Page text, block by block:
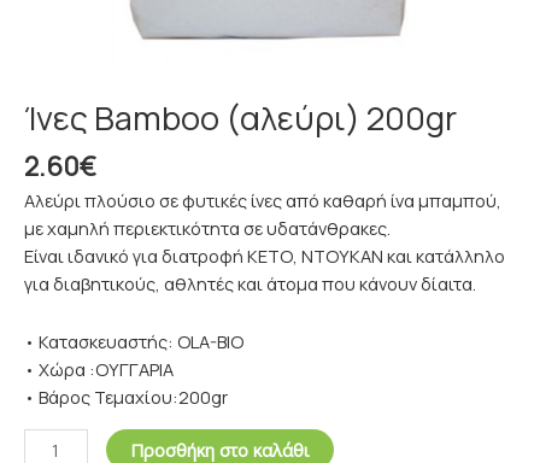
Ίνες Bamboo (αλεύρι) 200gr
2.60€
Αλεύρι πλούσιο σε φυτικές ίνες από καθαρή ίνα μπαμπού,
με χαμηλή περιεκτικότητα σε υδατάνθρακες.
Είναι ιδανικό για διατροφή ΚΕΤΟ, ΝΤΟΥΚΑΝ και κατάλληλο
για διαβητικούς, αθλητές και άτομα που κάνουν δίαιτα.
• Κατασκευαστής: OLA-BIO
• Χώρα :ΟΥΓΓΑΡΙΑ
• Βάρος Τεμαχίου:200gr
Προσθήκη στο καλάθι